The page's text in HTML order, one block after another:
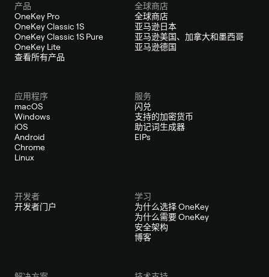
产品
OneKey Pro
OneKey Classic 1S
OneKey Classic 1S Pure
OneKey Lite
查看所有产品
全球商店
全球商店
亚马逊日本
亚马逊美国、加拿大和墨西哥
亚马逊德国
应用程序
macOS
Windows
iOS
Android
Chrome
Linux
服务
闪兑
支持的加密货币
助记词生成器
EIPs
开发者
开发者门户
学习
为什么选择 OneKey
为什么需要 OneKey
安全架构
博客